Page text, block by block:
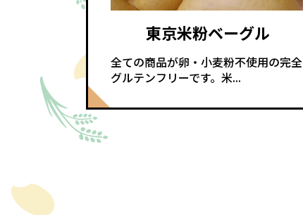
東京米粉ベーグル
全ての商品が卵・小麦粉不使用の完全
グルテンフリーです。米...